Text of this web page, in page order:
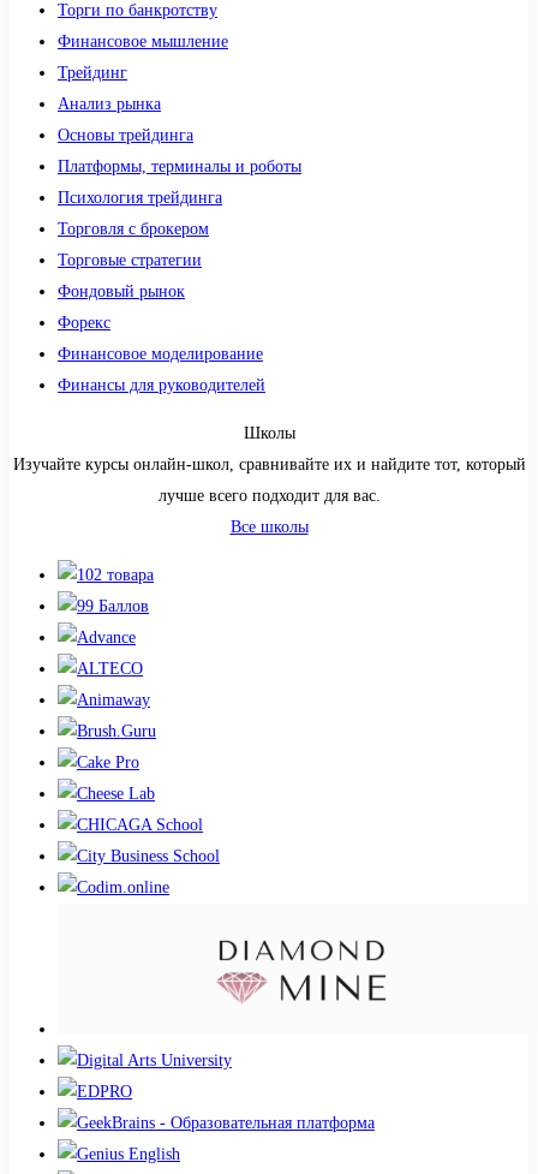
Торги по банкротству
Финансовое мышление
Трейдинг
Анализ рынка
Основы трейдинга
Платформы, терминалы и роботы
Психология трейдинга
Торговля с брокером
Торговые стратегии
Фондовый рынок
Форекс
Финансовое моделирование
Финансы для руководителей
Школы
Изучайте курсы онлайн-школ, сравнивайте их и найдите тот, который
лучше всего подходит для вас.
Все школы